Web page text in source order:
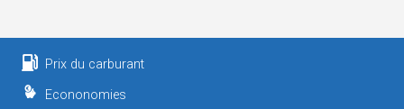
Prix du carburant
Econonomies